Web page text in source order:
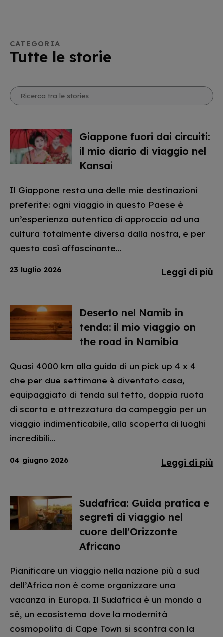
CATEGORIA
Tutte le storie
Giappone fuori dai circuiti:
il mio diario di viaggio nel
Kansai
Il Giappone resta una delle mie destinazioni
preferite: ogni viaggio in questo Paese è
un’esperienza autentica di approccio ad una
cultura totalmente diversa dalla nostra, e per
questo così affascinante...
23 luglio 2026 Leggi di più
Deserto nel Namib in
tenda: il mio viaggio on
the road in Namibia
Quasi 4000 km alla guida di un pick up 4 x 4
che per due settimane è diventato casa,
equipaggiato di tenda sul tetto, doppia ruota
di scorta e attrezzatura da campeggio per un
viaggio indimenticabile, alla scoperta di luoghi
incredibili...
04 giugno 2026 Leggi di più
Sudafrica: Guida pratica e
segreti di viaggio nel
cuore dell'Orizzonte
Africano
Pianificare un viaggio nella nazione più a sud
dell’Africa non è come organizzare una
vacanza in Europa. Il Sudafrica è un mondo a
sé, un ecosistema dove la modernità
cosmopolita di Cape Town si scontra con la